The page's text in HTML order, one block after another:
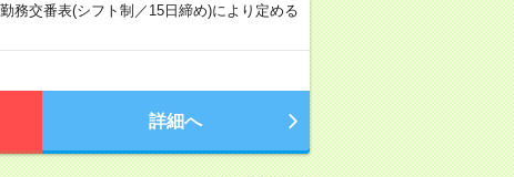
交番表(シフト制／15日締め)により定める
詳細へ